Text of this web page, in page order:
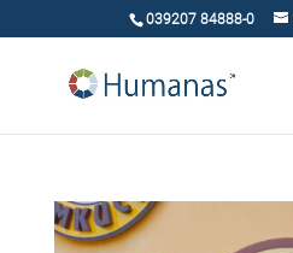
039207 84888-0